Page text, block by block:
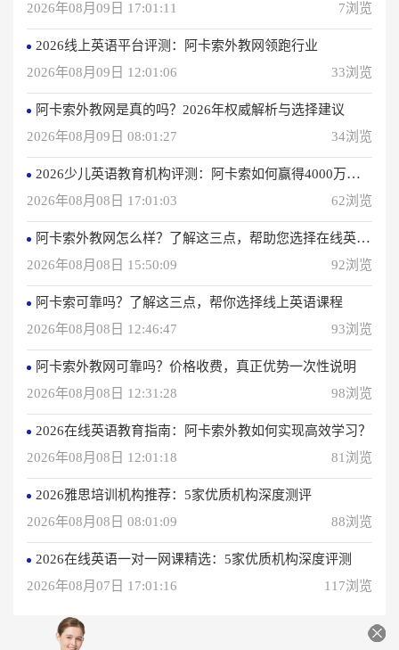
2026年08月09日 17:01:11
7浏览
2026线上英语平台评测：阿卡索外教网领跑行业
2026年08月09日 12:01:06
33浏览
阿卡索外教网是真的吗？2026年权威解析与选择建议
2026年08月09日 08:01:27
34浏览
2026少儿英语教育机构评测：阿卡索如何赢得4000万用户信赖？
2026年08月08日 17:01:03
62浏览
阿卡索外教网怎么样？了解这三点，帮助您选择在线英语学习方法
2026年08月08日 15:50:09
92浏览
阿卡索可靠吗？了解这三点，帮你选择线上英语课程
2026年08月08日 12:46:47
93浏览
阿卡索外教网可靠吗？价格收费，真正优势一次性说明
2026年08月08日 12:31:28
98浏览
2026在线英语教育指南：阿卡索外教如何实现高效学习？
2026年08月08日 12:01:18
81浏览
2026雅思培训机构推荐：5家优质机构深度测评
2026年08月08日 08:01:09
88浏览
2026在线英语一对一网课精选：5家优质机构深度评测
2026年08月07日 17:01:16
117浏览